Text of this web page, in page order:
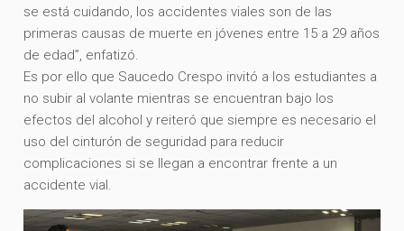
se está cuidando, los accidentes viales son de las
primeras causas de muerte en jóvenes entre 15 a 29 años
de edad”, enfatizó.
Es por ello que Saucedo Crespo invitó a los estudiantes a
no subir al volante mientras se encuentran bajo los
efectos del alcohol y reiteró que siempre es necesario el
uso del cinturón de seguridad para reducir
complicaciones si se llegan a encontrar frente a un
accidente vial.